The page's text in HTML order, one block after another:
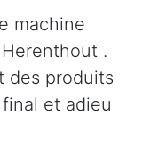
machine
.
des produits
et adieu